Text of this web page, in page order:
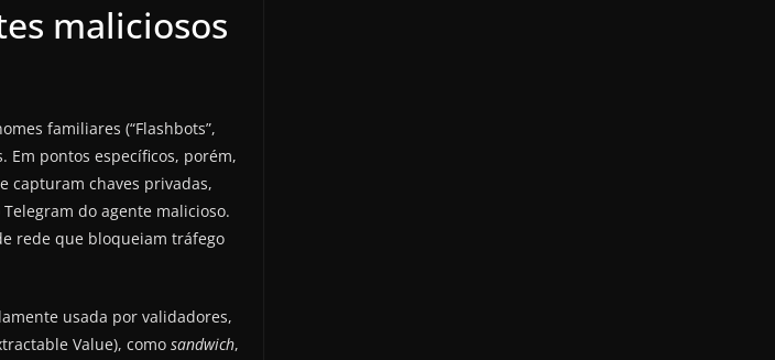
maliciosos
familiares (“Flashbots”,
Em pontos específicos, porém,
capturam chaves privadas,
do agente malicioso.
rede que bloqueiam tráfego
usada por validadores,
Value), como sandwich,